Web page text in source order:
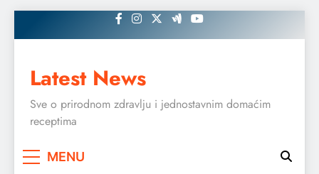
to
Latest News
Sve o prirodnom zdravlju i jednostavnim domaćim
receptima
MENU